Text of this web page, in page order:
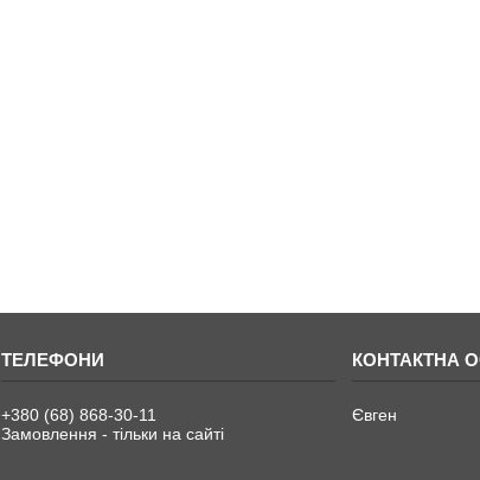
+380 (68) 868-30-11
Замовлення - тільки на сайті
Євген